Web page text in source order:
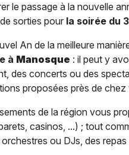
le passage à la nouvelle
sorties pour la soirée du
An de la meilleure
à Manosque : il peut y
des concerts ou des
proposées près de
de la région vous
casinos, ...) ; tout
ou DJs, des